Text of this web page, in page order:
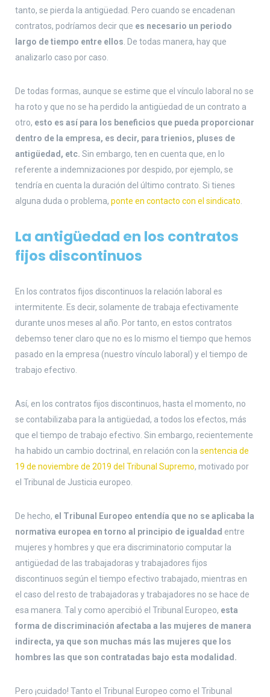
tanto, se pierda la antigüedad. Pero cuando se encadenan
contratos, podríamos decir que es necesario un periodo
largo de tiempo entre ellos . De todas manera, hay que
analizarlo caso por caso.
De todas formas, aunque se estime que el vínculo laboral no se
ha roto y que no se ha perdido la antigüedad de un contrato a
otro, esto es así para los beneficios que pueda proporcionar
dentro de la empresa, es decir, para trienios, pluses de
antigüedad, etc. Sin embargo, ten en cuenta que, en lo
referente a indemnizaciones por despido, por ejemplo, se
tendría en cuenta la duración del último contrato. Si tienes
alguna duda o problema, ponte en contacto con el sindicato
La antigüedad en los contratos
fijos discontinuos
En los contratos fijos discontinuos la relación laboral es
intermitente. Es decir, solamente de trabaja efectivamente
durante unos meses al año. Por tanto, en estos contratos
debemso tener claro que no es lo mismo el tiempo que hemos
pasado en la empresa (nuestro vínculo laboral) y el tiempo de
trabajo efectivo.
Así, en los contratos fijos discontinuos, hasta el momento, no
se contabilizaba para la antigüedad, a todos los efectos, más
que el tiempo de trabajo efectivo. Sin embargo, recientemente
ha habido un cambio doctrinal, en relación con la sentencia de
19 de noviembre de 2019 del Tribunal Supremo, motivado por
el Tribunal de Justicia europeo.
De hecho, el Tribunal Europeo entendía que no se aplicaba la
normativa europea en torno al principio de igualdad entre
mujeres y hombres y que era discriminatorio computar la
antigüedad de las trabajadoras y trabajadores fijos
discontinuos según el tiempo efectivo trabajado, mientras en
el caso del resto de trabajadoras y trabajadores no se hace de
esa manera. Tal y como apercibió el Tribunal Europeo, esta
forma de discriminación afectaba a las mujeres de manera
indirecta, ya que son muchas más las mujeres que los
hombres las que son contratadas bajo esta modalidad.
Pero ¡cuidado! Tanto el Tribunal Europeo como el Tribunal